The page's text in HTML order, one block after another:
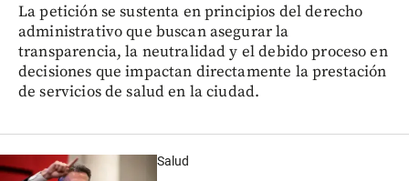
La petición se sustenta en principios del derecho
administrativo que buscan asegurar la
transparencia, la neutralidad y el debido proceso en
decisiones que impactan directamente la prestación
de servicios de salud en la ciudad.
Salud